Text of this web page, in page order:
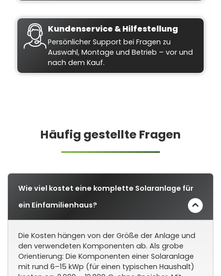
Kundenservice & Hilfestellung
Persönlicher Support bei Fragen zu
Auswahl, Montage und Betrieb – vor und
nach dem Kauf.
Häufig gestellte Fragen
Wie viel kostet eine komplette Solaranlage für
ein Einfamilienhaus?
Die Kosten hängen von der Größe der Anlage und
den verwendeten Komponenten ab. Als grobe
Orientierung: Die Komponenten einer Solaranlage
mit rund 6–15 kWp (für einen typischen Haushalt)